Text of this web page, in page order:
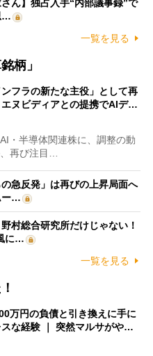
ん】独占入手“内部議事録”で
…
一覧を見る
柄」
フラの新たな主役」として再
ヌビディアとの提携でAIデ…
・半導体関連株に、調整の動
再び注目…
急反発」は再びの上昇局面へ
ー…
村総合研究所だけじゃない！
に…
一覧を見る
万円の負債と引き換えに手に
な経験 ｜ 突然マルサがや…